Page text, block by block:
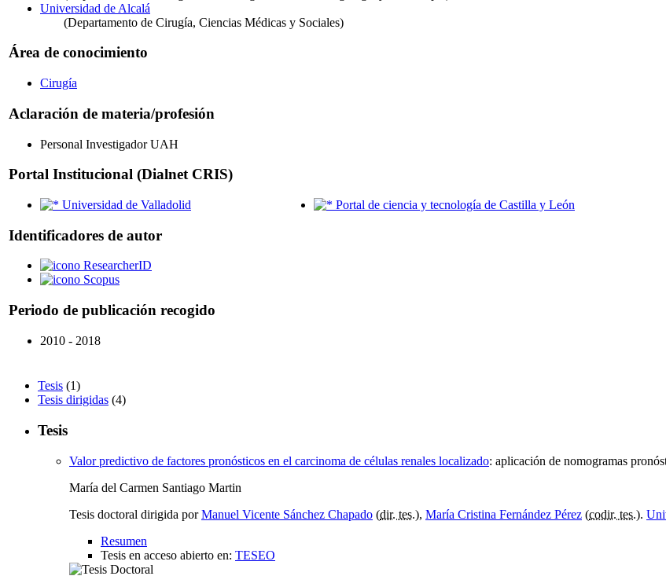
Universidad de Alcalá
(Departamento de Cirugía, Ciencias Médicas y Sociales)
Área de conocimiento
Cirugía
Aclaración de materia/profesión
Personal Investigador UAH
Portal Institucional (Dialnet CRIS)
Universidad de Valladolid Portal de ciencia y tecnología de Castilla y León
Identificadores de autor
ResearcherID
Scopus
Periodo de publicación recogido
2010 - 2018
Tesis (1)
Tesis dirigidas (4)
Tesis
Valor predictivo de factores pronósticos en el carcinoma de células renales localizado: aplicación de nomogramas
María del Carmen Santiago Martin
Tesis doctoral dirigida porManuel Vicente Sánchez Chapado (dir. tes.), María Cristina Fernández Pérez (codir. tes.).
Resumen
Tesis en acceso abierto en: TESEO